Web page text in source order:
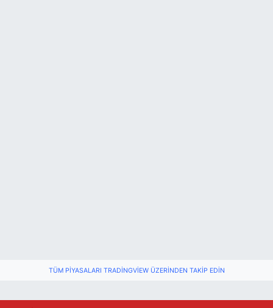
TÜM PIYASALARI TRADINGVIEW ÜZERINDEN TAKIP EDIN